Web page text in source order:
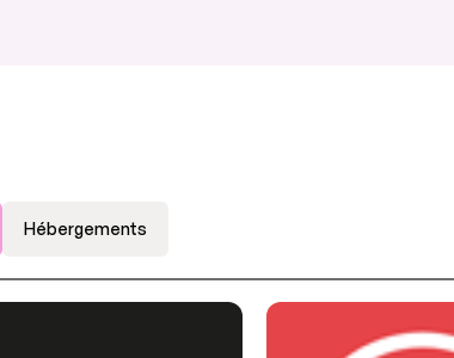
Hébergements